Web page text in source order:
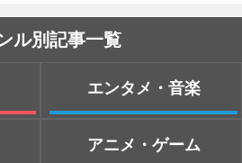
ル別記事一覧
エンタメ・音楽
アニメ・ゲーム